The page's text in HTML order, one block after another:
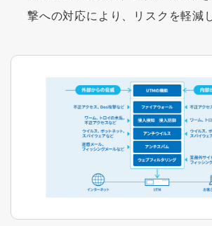
撃への対応により、リスクを軽減